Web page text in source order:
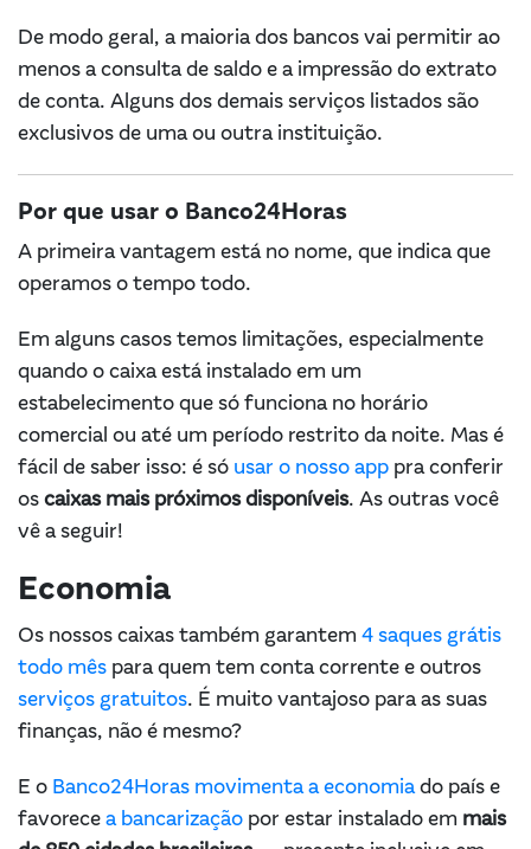
De modo geral, a maioria dos bancos vai permitir ao
menos a consulta de saldo e a impressão do extrato
de conta. Alguns dos demais serviços listados são
exclusivos de uma ou outra instituição.
Por que usar o Banco24Horas
A primeira vantagem está no nome, que indica que
operamos o tempo todo.
Em alguns casos temos limitações, especialmente
quando o caixa está instalado em um
estabelecimento que só funciona no horário
comercial ou até um período restrito da noite. Mas é
fácil de saber isso: é só usar o nosso app pra conferir
os caixas mais próximos disponíveis. As outras você
vê a seguir!
Economia
Os nossos caixas também garantem 4 saques grátis
todo mês para quem tem conta corrente e outros
serviços gratuitos. É muito vantajoso para as suas
finanças, não é mesmo?
E o Banco24Horas movimenta a economiado país e
favorece a bancarização por estar instalado em mais